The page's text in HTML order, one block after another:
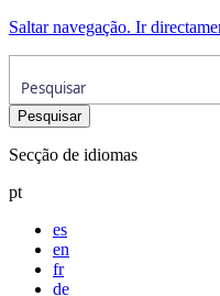
Saltar navegação. Ir
Secção de idiomas
pt
es
en
fr
de